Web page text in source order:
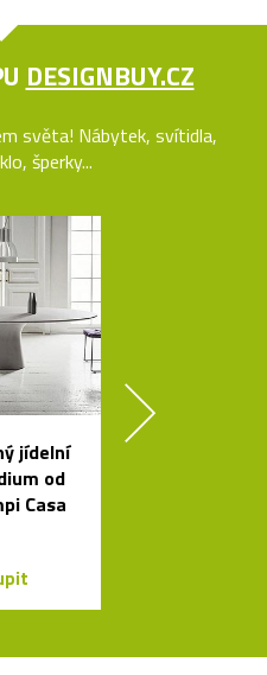
DESIGNBUY.CZ
světa! Nábytek, svítidla,
šperky...
jídelní
od
Casa